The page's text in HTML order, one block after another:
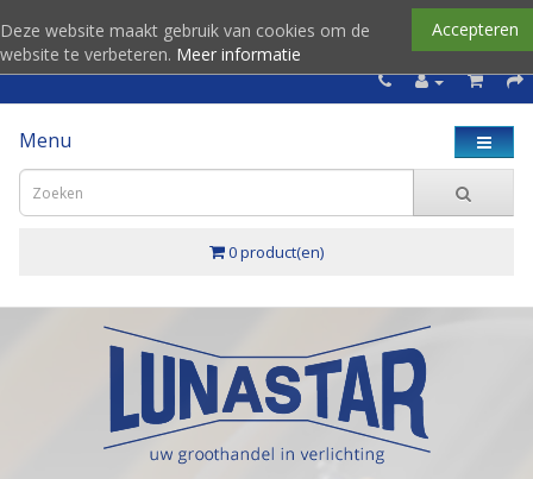
Accepteren
Deze website maakt gebruik van cookies om de
website te verbeteren. Meer informatie
Menu
0 product(en)